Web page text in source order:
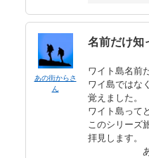
あの街からさ
ん
名前だけ知
ワイト島名前
ワイ島ではな
覚えました。
ワイト島って
このシリーズ
拝見します。
あの